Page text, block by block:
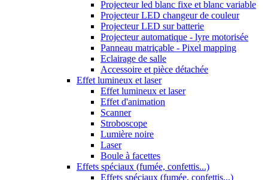
Projecteur led blanc fixe et blanc variable
Projecteur LED changeur de couleur
Projecteur LED sur batterie
Projecteur automatique - lyre motorisée
Panneau matriçable - Pixel mapping
Eclairage de salle
Accessoire et pièce détachée
Effet lumineux et laser
Effet lumineux et laser
Effet d'animation
Scanner
Stroboscope
Lumière noire
Laser
Boule à facettes
Effets spéciaux (fumée, confettis...)
Effets spéciaux (fumée, confettis...)